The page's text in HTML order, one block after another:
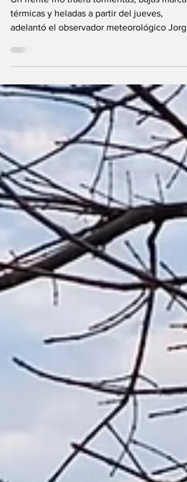
vuelta del frío
térmicas y heladas a partir del jueves,
adelantó el observador meteorológico Jorge
Giometti...